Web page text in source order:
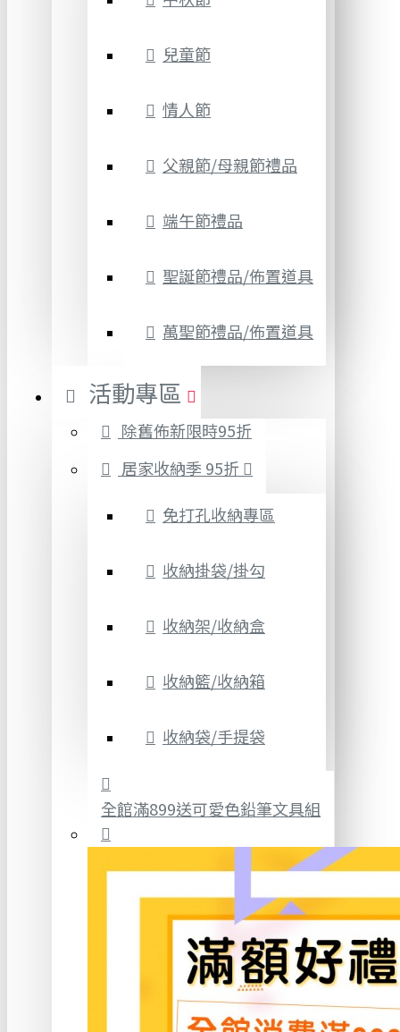
兒童節
情人節
父親節/母親節禮品
端午節禮品
聖誕節禮品/佈置道具
萬聖節禮品/佈置道具
活動專區
除舊佈新限時95折
居家收納季 95折
免打孔收納專區
收納掛袋/掛勾
收納架/收納盒
收納籃/收納箱
收納袋/手提袋
全館滿899送可愛色鉛筆文具組